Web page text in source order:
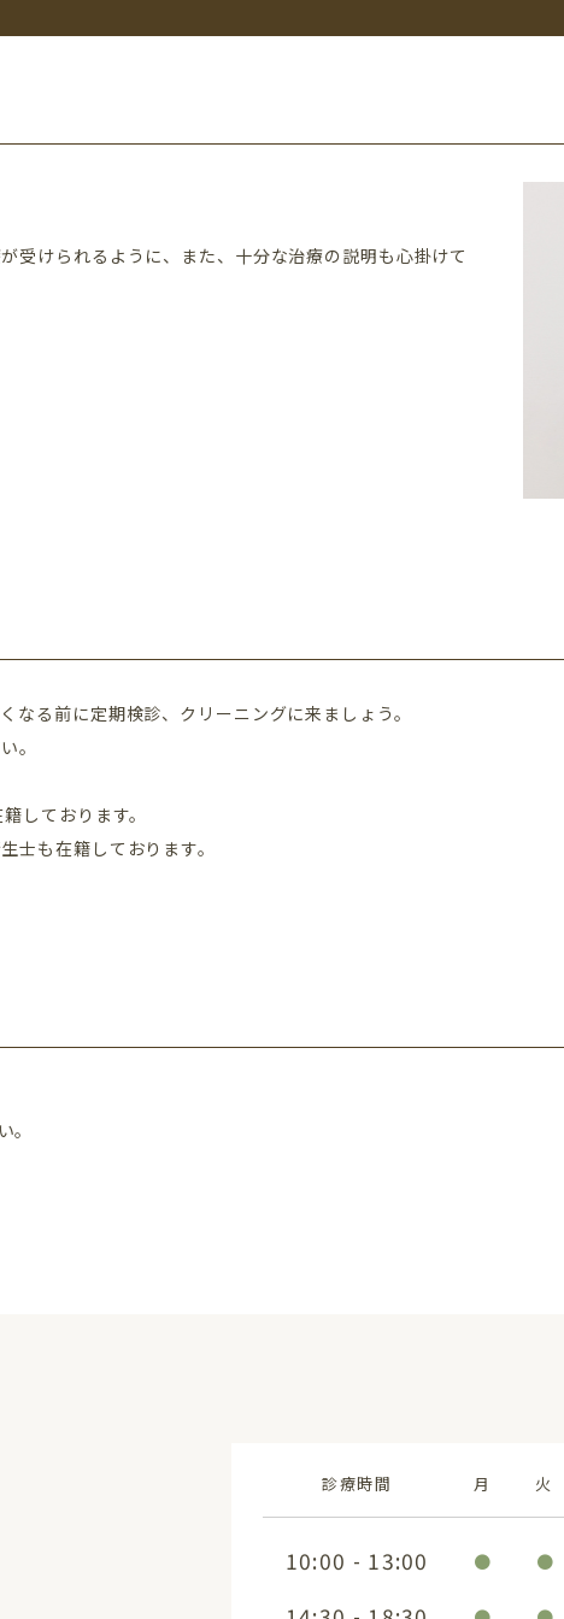
受けられるように、また、十分な治療の説明も心掛けて
なる前に定期検診、クリーニングに来ましょう。
。
しております。
士も在籍しております。
。
診療時間 月 火
10:00 - 13:00 ● ●